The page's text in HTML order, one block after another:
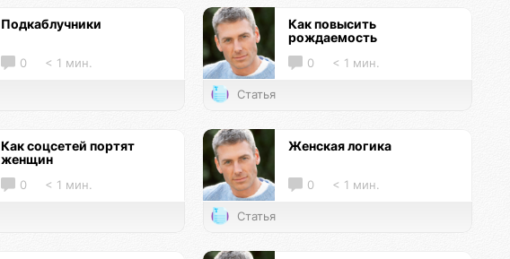
Подкаблучники
0 < 1 мин.
Как повысить
рождаемость
0 < 1 мин.
Статья
Как соцсетей портят
женщин
0 < 1 мин.
Женская логика
0 < 1 мин.
Статья